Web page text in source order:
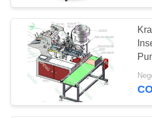
内
管
封筒作成機